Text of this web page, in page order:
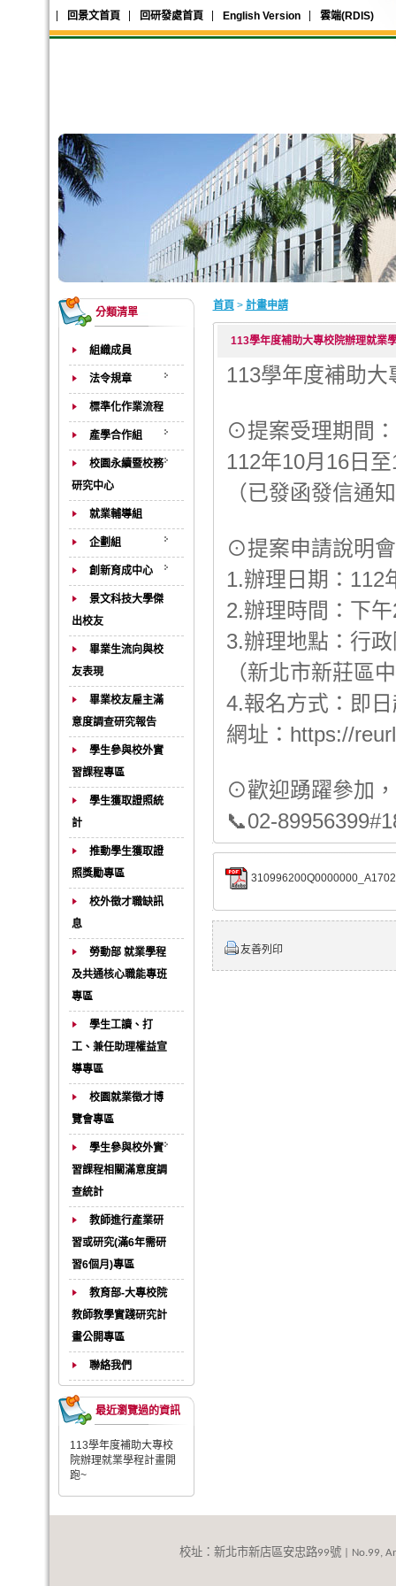
回景文首頁 回研發處首頁 English Version 雲端(RDIS)
分類清單
組織成員
法令規章
標準化作業流程
產學合作組
校園永續暨校務
研究中心
就業輔導組
企劃組
創新育成中心
景文科技大學傑
出校友
畢業生流向與校
友表現
畢業校友雇主滿
意度調查研究報告
學生參與校外實
習課程專區
學生獲取證照統
計
推動學生獲取證
照獎勵專區
校外徵才職缺訊
息
勞動部 就業學程
及共通核心職能專班
專區
學生工讀、打
工、兼任助理權益宣
導專區
校園就業徵才博
覽會專區
學生參與校外實
習課程相關滿意度調
查統計
教師進行產業研
習或研究(滿6年需研
習6個月)專區
教育部-大專校院
教師教學實踐研究計
畫公開專區
聯絡我們
最近瀏覽過的資訊
113學年度補助大專校
院辦理就業學程計畫開
跑~
首頁 > 計畫申請
113學年度補助大專校院辦理就業
113學年度補助
⊙提案受理期間：
112年10月16日
（已發函發信通
⊙提案申請說明
1.辦理日期：112
2.辦理時間：下
3.辦理地點：行
（新北市新莊區
4.報名方式：即
網址：https://
⊙歡迎踴躍參加
📞02-
友善列印
校址：新北市新店區安忠路99號 | No.99,